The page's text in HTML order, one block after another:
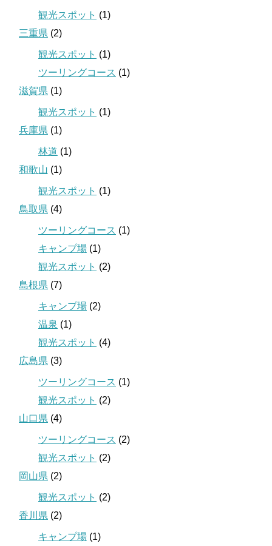
観光スポット (1)
三重県 (2)
観光スポット (1)
ツーリングコース (1)
滋賀県 (1)
観光スポット (1)
兵庫県 (1)
林道 (1)
和歌山 (1)
観光スポット (1)
鳥取県 (4)
ツーリングコース (1)
キャンプ場 (1)
観光スポット (2)
島根県 (7)
キャンプ場 (2)
温泉 (1)
観光スポット (4)
広島県 (3)
ツーリングコース (1)
観光スポット (2)
山口県 (4)
ツーリングコース (2)
観光スポット (2)
岡山県 (2)
観光スポット (2)
香川県 (2)
キャンプ場 (1)